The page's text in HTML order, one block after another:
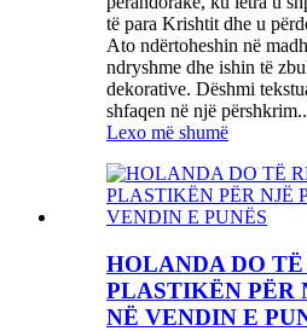
të para Krishtit dhe u
Ato ndërtoheshin në
ndryshme dhe ishin të
dekorative. Dëshmi
shfaqen në një
Lexo më shumë
HOLANDA DO
PLASTIKËN PËR
NË VENDIN E